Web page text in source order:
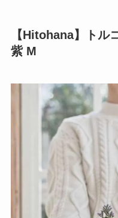
【Hitohana】トル
紫 M